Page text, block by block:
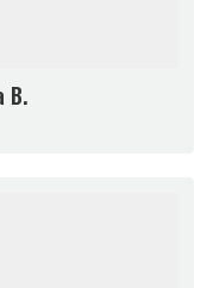
B.